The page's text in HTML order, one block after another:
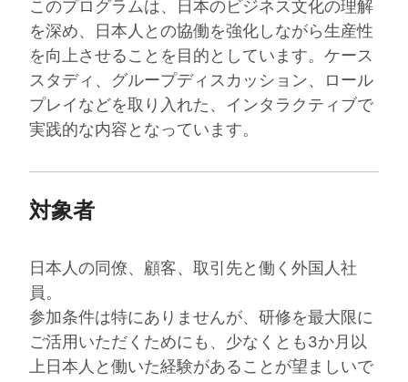
このプログラムは、日本のビジネス文化の理解
を深め、日本人との協働を強化しながら生産性
を向上させることを目的としています。ケース
スタディ、グループディスカッション、ロール
プレイなどを取り入れた、インタラクティブで
実践的な内容となっています。
対象者
日本人の同僚、顧客、取引先と働く外国人社
員。
参加条件は特にありませんが、研修を最大限に
ご活用いただくためにも、少なくとも3か月以
上日本人と働いた経験があることが望ましいで